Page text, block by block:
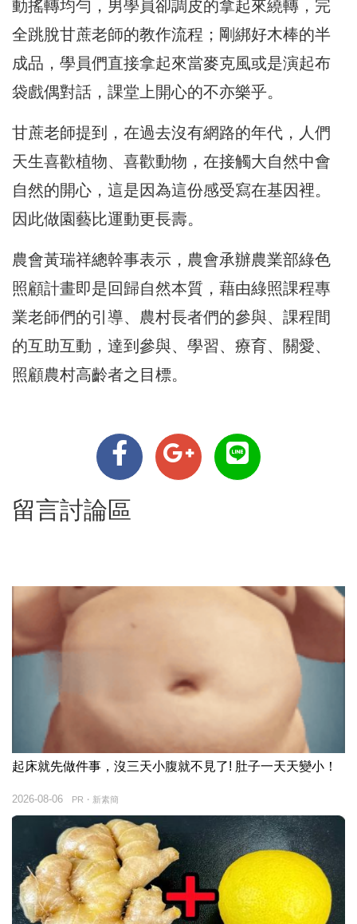
動搖轉均勻，男學員卻調皮的拿起來繞轉，完
全跳脫甘蔗老師的教作流程；剛綁好木棒的半
成品，學員們直接拿起來當麥克風或是演起布
袋戲偶對話，課堂上開心的不亦樂乎。
甘蔗老師提到，在過去沒有網路的年代，人們
天生喜歡植物、喜歡動物，在接觸大自然中會
自然的開心，這是因為這份感受寫在基因裡。
因此做園藝比運動更長壽。
農會黃瑞祥總幹事表示，農會承辦農業部綠色
照顧計畫即是回歸自然本質，藉由綠照課程專
業老師們的引導、農村長者們的參與、課程間
的互助互動，達到參與、學習、療育、關愛、
照顧農村高齡者之目標。
留言討論區
起床就先做件事，沒三天小腹就不見了! 肚子一天天變小！
PR・新素簡
2026-08-06